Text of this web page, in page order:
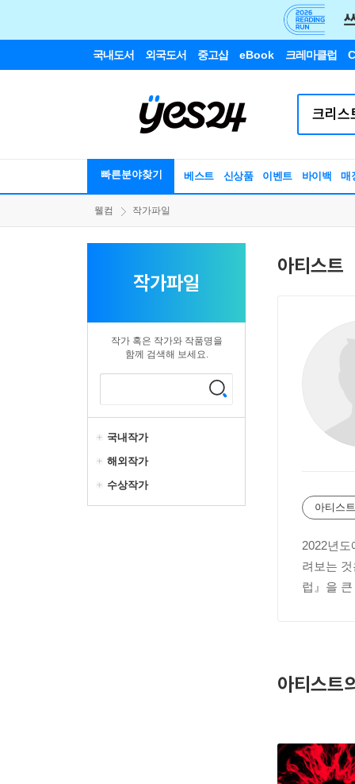
국내도서 외국도서 중고샵 eBook 크레마클럽
빠른분야찾기 베스트 신상품 이벤트 바이백 매
웰컴 작가파일
작가파일
작가 혹은 작가와 작품명을
함께 검색해 보세요.
국내작가
해외작가
수상작가
아티스트
아티스
2022년
려보는
럽』을
아티스트